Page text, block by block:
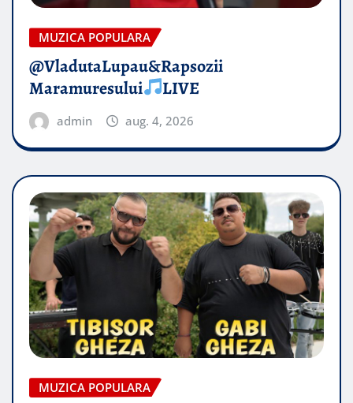
MUZICA POPULARA
@VladutaLupau&Rapsozii
Maramuresului
LIVE
admin aug. 4, 2026
MUZICA POPULARA